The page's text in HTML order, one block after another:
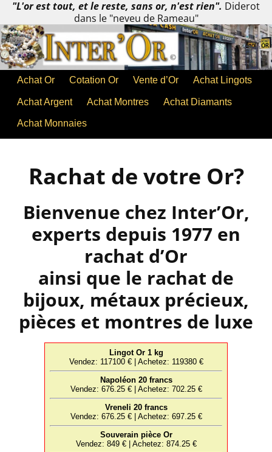
"L'or est tout, et le reste, sans or, n'est rien". Diderot
dans le "neveu de Rameau"
Achat Or Cotation Or Vente d’Or Achat Lingots
Achat Argent Achat Montres Achat Diamants
Achat Monnaies
Rachat de votre Or?
Bienvenue chez Inter’Or,
experts depuis 1977 en
rachat d’Or
ainsi que le rachat de
bijoux, métaux précieux,
pièces et montres de luxe